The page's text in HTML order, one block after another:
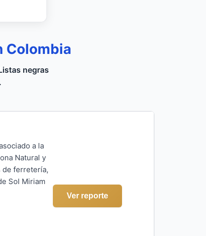
Colombia
negras
a la
Natural y
de ferretería,
Sol Miriam
Ver reporte